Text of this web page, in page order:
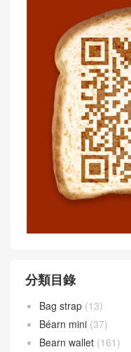
分類目錄
Bag strap (13)
Béarn mini (37)
Bearn wallet (161)